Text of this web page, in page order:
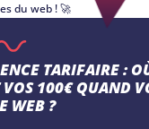
du web ! 🚀
TARIFAIRE :
100€ QUAND
WEB ?